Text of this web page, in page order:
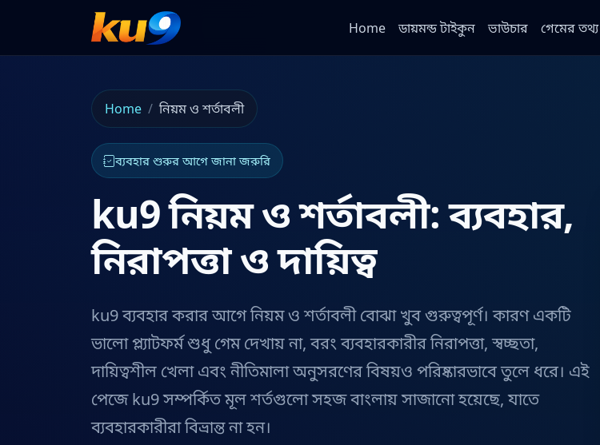
Home ডায়মন্ড টাইকুন ভাউচার গেমের তথ্য
Home নিয়ম ও শর্তাবলী
ব্যবহার শুরুর আগে জানা জরুরি
ku9 নিয়ম ও শর্তাবলী: ব্যবহার,
নিরাপত্তা ও দায়িত্ব
ku9 ব্যবহার করার আগে নিয়ম ও শর্তাবলী বোঝা খুব গুরুত্বপূর্ণ। কারণ একটি
ভালো প্ল্যাটফর্ম শুধু গেম দেখায় না, বরং ব্যবহারকারীর নিরাপত্তা, স্বচ্ছতা,
দায়িত্বশীল খেলা এবং নীতিমালা অনুসরণের বিষয়ও পরিষ্কারভাবে তুলে ধরে। এই
পেজে ku9 সম্পর্কিত মূল শর্তগুলো সহজ বাংলায় সাজানো হয়েছে, যাতে
ব্যবহারকারীরা বিভ্রান্ত না হন।